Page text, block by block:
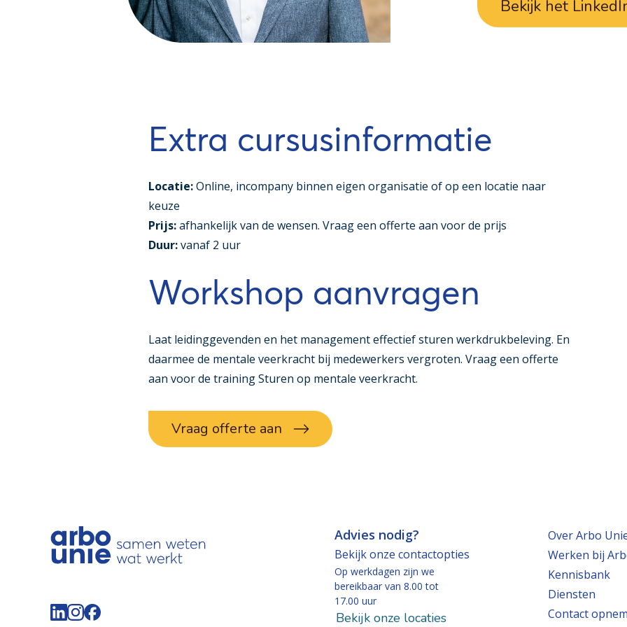
Bekijk het
Extra cursusinformatie
Locatie:Online, incompany binnen eigen organisatie of op een locatie naar
keuze
Prijs:afhankelijk van de wensen. Vraag een offerte aan voor de prijs
Duur:vanaf 2 uur
Workshop aanvragen
Laat leidinggevenden en het management effectief sturen werkdrukbeleving. En
daarmee de mentale veerkracht bij medewerkers vergroten. Vraag een offerte
aan voor de trainingSturen op mentale veerkracht.
Vraag offerte aan
Volg de Arbo Unie op LinkedIn
Volg de Arbo Unie op Instagram
Advies nodig?
Bekijk onze contactopties
Op werkdagen zijn we
bereikbaar van 8.00 tot
17.00 uur
Bekijk onze locaties
Over Arbo
Werken bij
Kennisbank
Diensten
Contact